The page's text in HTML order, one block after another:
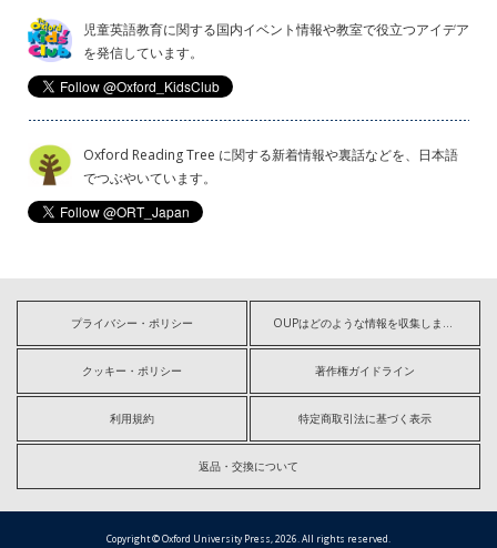
児童英語教育に関する国内イベント情報や教室で役立つアイデア
を発信しています。
Oxford Reading Tree に関する新着情報や裏話などを、日本語
でつぶやいています。
プライバシー・ポリシー
クッキー・ポリシー 著作権ガイドライン
利用規約 特定商取引法に基づく表示
返品・交換について
Copyright © Oxford University Press, 2026. All rights reserved.